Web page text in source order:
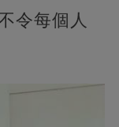
令每個人